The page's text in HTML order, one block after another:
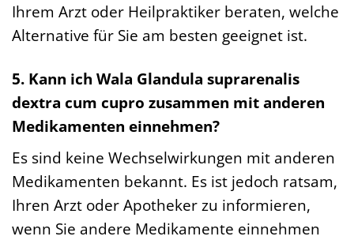
Ihrem Arzt oder Heilpraktiker beraten, welche
Alternative für Sie am besten geeignet ist.
5. Kann ich Wala Glandula suprarenalis
dextra cum cupro zusammen mit anderen
Medikamenten einnehmen?
Es sind keine Wechselwirkungen mit anderen
Medikamenten bekannt. Es ist jedoch ratsam,
Ihren Arzt oder Apotheker zu informieren,
wenn Sie andere Medikamente einnehmen